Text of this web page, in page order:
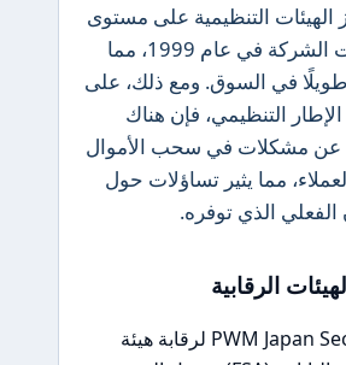
الهيئات التنظيمية على مستوى
العالم. تأسست الشركة في عام 1999، مما
طويلًا في السوق. ومع ذلك، على
التنظيمي، فإن هناك
عن مشكلات في سحب الأموال
مما يثير تساؤلات حول
الذي توفره.
الرقابية
تخضع PWM Japan Securities لرقابة هيئة